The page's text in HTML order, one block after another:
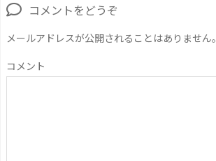
コメントをどうぞ
メールアドレスが公開されることはありません。
コメント